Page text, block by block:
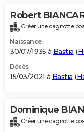
Robert
Créer une cagnotte
Naissance
30/07/1935 à Bastia (
Décès
15/03/2021 à Bastia (
Dominique
Créer une cagnotte